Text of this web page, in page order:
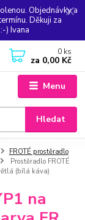
Objednávky a
Děkuji za
) Ivana
Menu
Hledat
0 ks
za 0,00 Kč
FROTÉ prostěradlo
Prostěradlo FROTÉ
(bílá káva)
na